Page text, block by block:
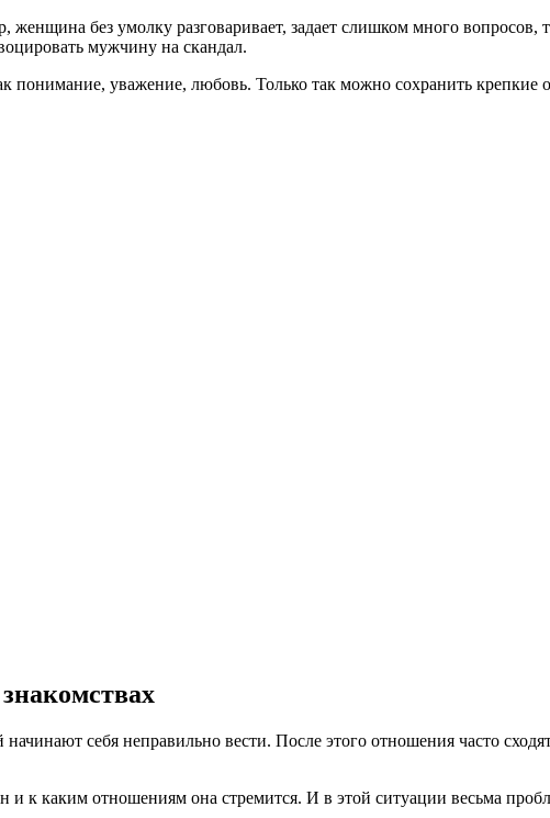
без умолку разговаривает, задает слишком много вопросов,
мужчину на скандал.
понимание, уважение, любовь. Только так можно сохранить крепкие
себя неправильно вести. После этого отношения часто
к каким отношениям она стремится. И в этой ситуации весьма